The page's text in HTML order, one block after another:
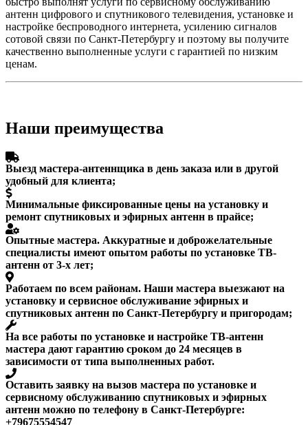
антенн цифрового и спутникового телевидения, установке и
настройке беспроводного интернета, усилению сигналов
сотовой связи по Санкт-Петербургу и поэтому вы получите
качественно выполненные услуги с гарантией по низким
ценам.
Наши преимущества
Выезд мастера-антеннщика в день заказа или в другой
удобный для клиента;
Минимальные фиксированные цены на установку и
ремонт спутниковых и эфирных антенн в прайсе;
Опытные мастера. Аккуратные и доброжелательные
специалисты имеют опытом работы по установке ТВ-
антенн от 3-х лет;
Работаем по всем районам. Наши мастера выезжают на
установку и сервисное обслуживание эфирных и
спутниковых антенн по Санкт-Петербургу и пригородам;
На все работы по установке и настройке ТВ-антенн
мастера дают гарантию сроком до 24 месяцев в
зависимости от типа выполненных работ.
Оставить заявку на вызов мастера по установке и
сервисному обслуживанию спутниковых и эфирных
антенн можно по телефону в Санкт-Петербурге:
+79675554547